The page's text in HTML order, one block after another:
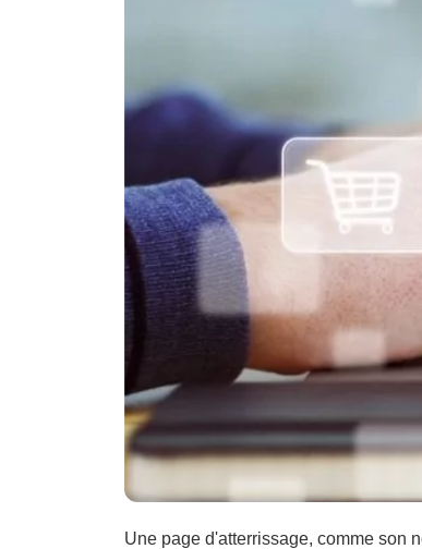
Une page d'atterrissage, comme son